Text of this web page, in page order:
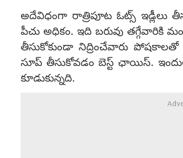
అదేవిధంగా రాత్రిపూట ఓట్స్ ఇడ్లీలు
పీచు అధికం. ఇది బరువు
తీసుకోకుండా నిద్రించేవారు
సూప్ తీసుకోవడం బెస్ట్ ఛాయిస్.
కూడుకున్నది.